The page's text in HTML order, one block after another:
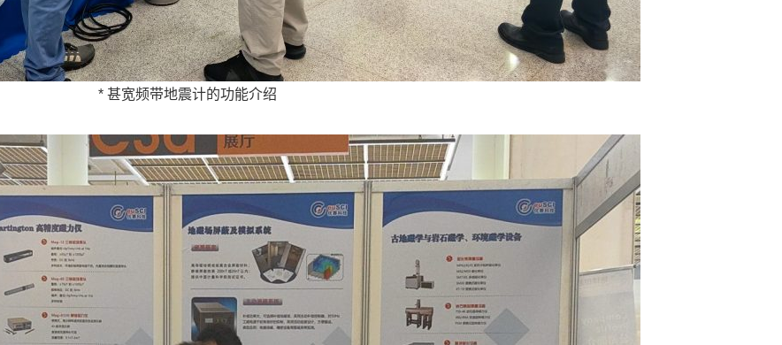
* 甚宽频带地震计的功能介绍